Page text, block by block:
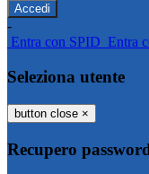
-
Entra con SPID Entra
Seleziona utente
button close ×
Recupero